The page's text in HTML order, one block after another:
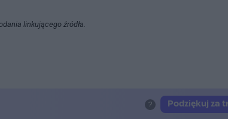
linkującego źródła.